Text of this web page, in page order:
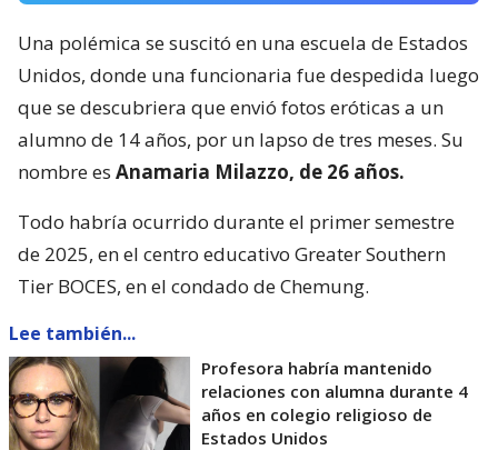
Una polémica se suscitó en una escuela de Estados
Unidos, donde una funcionaria fue despedida luego
que se descubriera que envió fotos eróticas a un
alumno de 14 años, por un lapso de tres meses. Su
nombre es Anamaria Milazzo, de 26 años.
Todo habría ocurrido durante el primer semestre
de 2025, en el centro educativo Greater Southern
Tier BOCES, en el condado de Chemung.
Lee también...
Profesora habría mantenido
relaciones con alumna durante 4
años en colegio religioso de
Estados Unidos